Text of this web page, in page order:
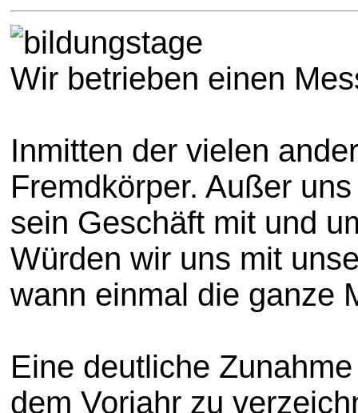
Wir betrieben einen
Inmitten der vielen
Fremdkörper. Außer
sein Geschäft mit und
Würden wir uns mit
wann einmal die ganze
Eine deutliche
dem Vorjahr zu